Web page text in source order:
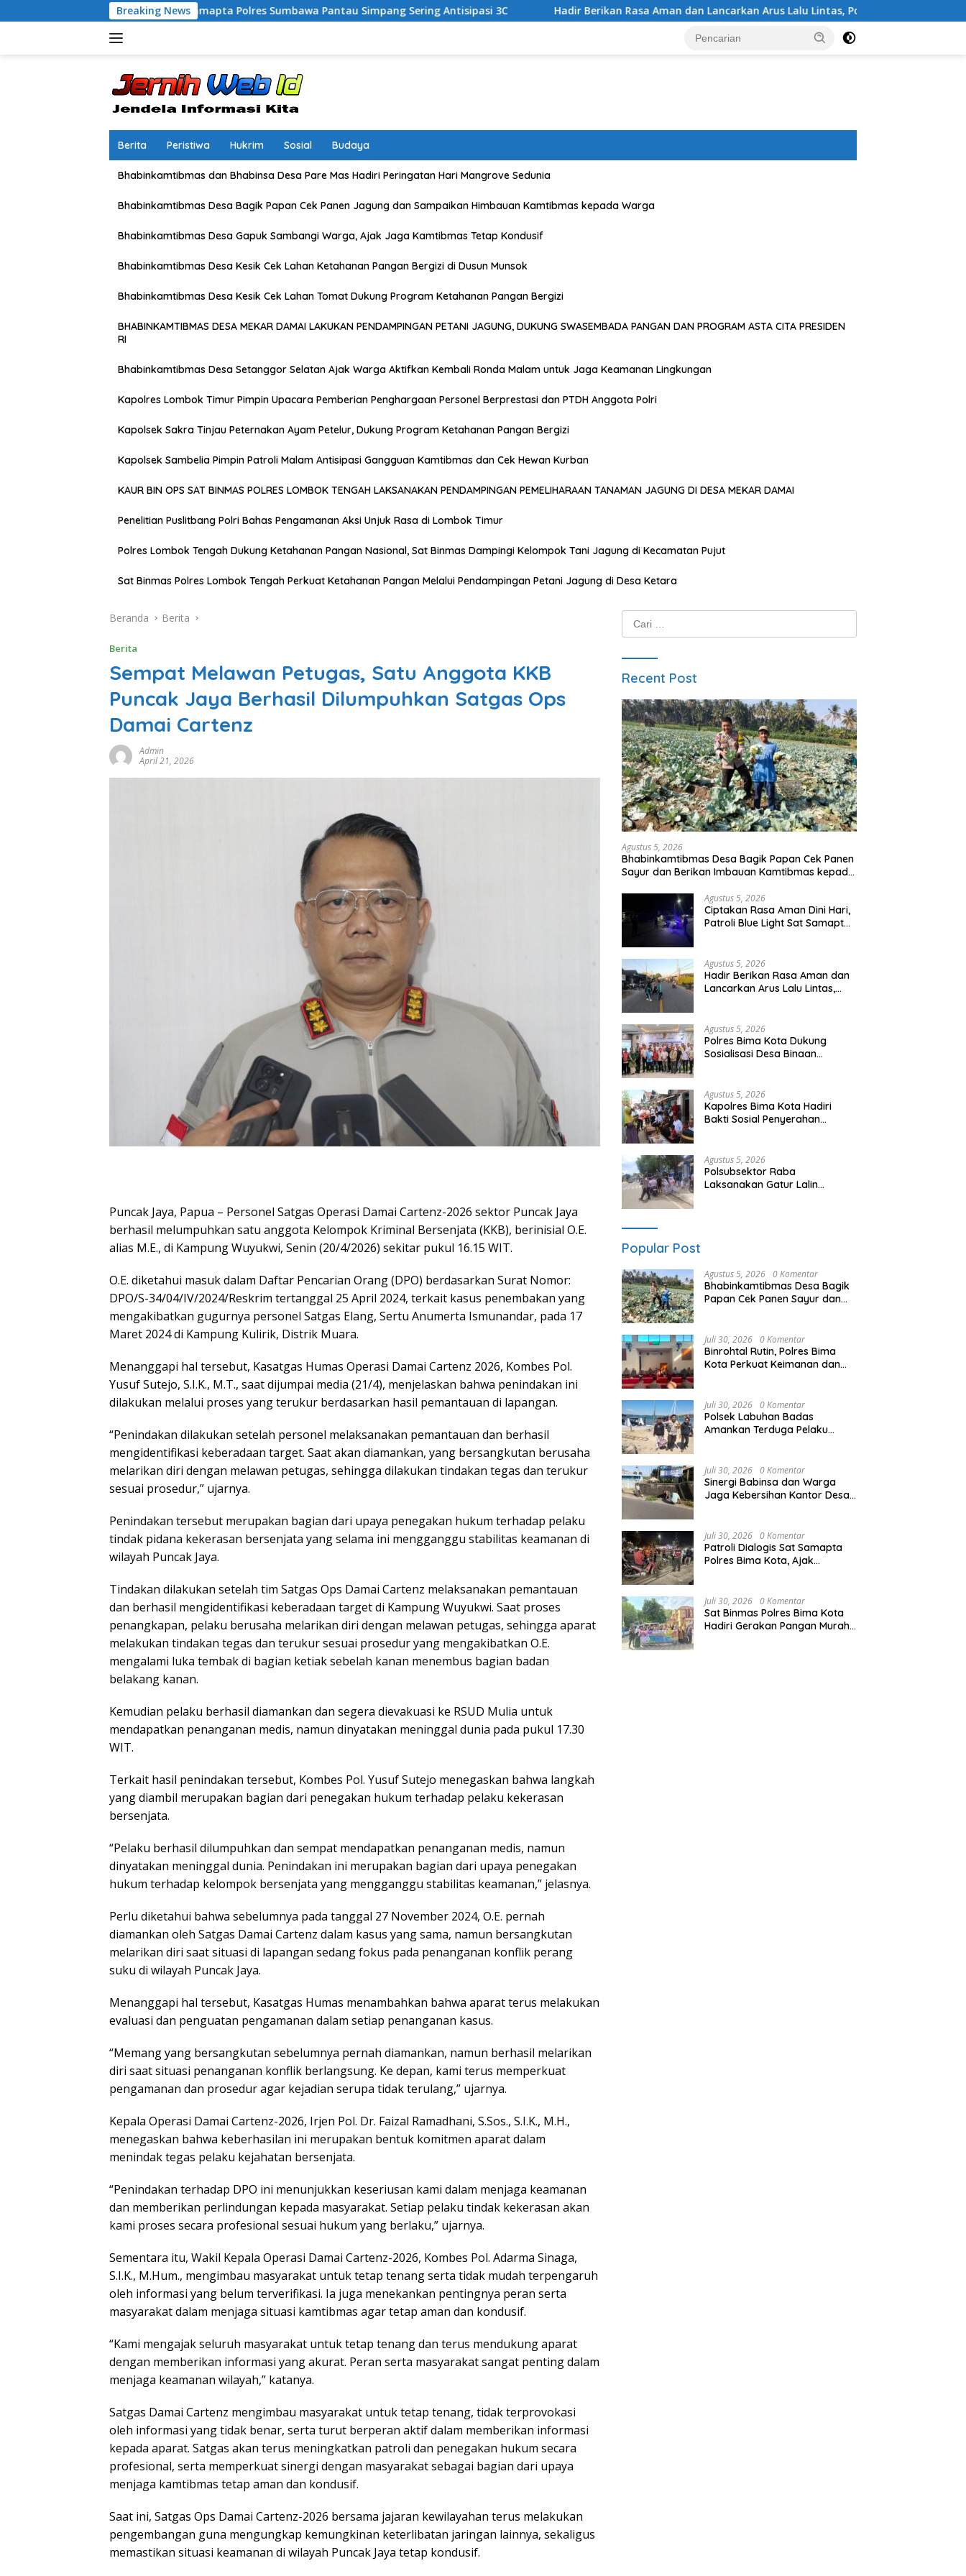
ke
Breaking News
Blue Light Sat Samapta Polres Sumbawa Pantau Simpang Sering Antisipasi 3C Hadir Berikan Rasa Aman dan Lancarkan Arus Lalu Lintas, Polsek Buer Gelar Strong Point di Depan
Berita Peristiwa Hukrim Sosial Budaya
Bhabinkamtibmas dan Bhabinsa Desa Pare Mas Hadiri Peringatan Hari Mangrove Sedunia
Bhabinkamtibmas Desa Bagik Papan Cek Panen Jagung dan Sampaikan Himbauan Kamtibmas kepada Warga
Bhabinkamtibmas Desa Gapuk Sambangi Warga, Ajak Jaga Kamtibmas Tetap Kondusif
Bhabinkamtibmas Desa Kesik Cek Lahan Ketahanan Pangan Bergizi di Dusun Munsok
Bhabinkamtibmas Desa Kesik Cek Lahan Tomat Dukung Program Ketahanan Pangan Bergizi
BHABINKAMTIBMAS DESA MEKAR DAMAI LAKUKAN PENDAMPINGAN PETANI JAGUNG, DUKUNG SWASEMBADA PANGAN DAN PROGRAM ASTA CITA PRESIDEN
RI
Bhabinkamtibmas Desa Setanggor Selatan Ajak Warga Aktifkan Kembali Ronda Malam untuk Jaga Keamanan Lingkungan
Kapolres Lombok Timur Pimpin Upacara Pemberian Penghargaan Personel Berprestasi dan PTDH Anggota Polri
Kapolsek Sakra Tinjau Peternakan Ayam Petelur, Dukung Program Ketahanan Pangan Bergizi
Kapolsek Sambelia Pimpin Patroli Malam Antisipasi Gangguan Kamtibmas dan Cek Hewan Kurban
KAUR BIN OPS SAT BINMAS POLRES LOMBOK TENGAH LAKSANAKAN PENDAMPINGAN PEMELIHARAAN TANAMAN JAGUNG DI DESA MEKAR DAMAI
Penelitian Puslitbang Polri Bahas Pengamanan Aksi Unjuk Rasa di Lombok Timur
Polres Lombok Tengah Dukung Ketahanan Pangan Nasional, Sat Binmas Dampingi Kelompok Tani Jagung di Kecamatan Pujut
Sat Binmas Polres Lombok Tengah Perkuat Ketahanan Pangan Melalui Pendampingan Petani Jagung di Desa Ketara
Beranda Berita
Berita
Sempat Melawan Petugas, Satu Anggota KKB
Puncak Jaya Berhasil Dilumpuhkan Satgas Ops
Damai Cartenz
Admin
April 21, 2026
Puncak Jaya, Papua – Personel Satgas Operasi Damai Cartenz-2026 sektor Puncak Jaya
berhasil melumpuhkan satu anggota Kelompok Kriminal Bersenjata (KKB), berinisial O.E.
alias M.E., di Kampung Wuyukwi, Senin (20/4/2026) sekitar pukul 16.15 WIT.
O.E. diketahui masuk dalam Daftar Pencarian Orang (DPO) berdasarkan Surat Nomor:
DPO/S-34/04/IV/2024/Reskrim tertanggal 25 April 2024, terkait kasus penembakan yang
mengakibatkan gugurnya personel Satgas Elang, Sertu Anumerta Ismunandar, pada 17
Maret 2024 di Kampung Kulirik, Distrik Muara.
Menanggapi hal tersebut, Kasatgas Humas Operasi Damai Cartenz 2026, Kombes Pol.
Yusuf Sutejo, S.I.K., M.T., saat dijumpai media (21/4), menjelaskan bahwa penindakan ini
dilakukan melalui proses yang terukur berdasarkan hasil pemantauan di lapangan.
“Penindakan dilakukan setelah personel melaksanakan pemantauan dan berhasil
mengidentifikasi keberadaan target. Saat akan diamankan, yang bersangkutan berusaha
melarikan diri dengan melawan petugas, sehingga dilakukan tindakan tegas dan terukur
sesuai prosedur,” ujarnya.
Penindakan tersebut merupakan bagian dari upaya penegakan hukum terhadap pelaku
tindak pidana kekerasan bersenjata yang selama ini mengganggu stabilitas keamanan di
wilayah Puncak Jaya.
Tindakan dilakukan setelah tim Satgas Ops Damai Cartenz melaksanakan pemantauan
dan berhasil mengidentifikasi keberadaan target di Kampung Wuyukwi. Saat proses
penangkapan, pelaku berusaha melarikan diri dengan melawan petugas, sehingga aparat
melakukan tindakan tegas dan terukur sesuai prosedur yang mengakibatkan O.E.
mengalami luka tembak di bagian ketiak sebelah kanan menembus bagian badan
belakang kanan.
Kemudian pelaku berhasil diamankan dan segera dievakuasi ke RSUD Mulia untuk
mendapatkan penanganan medis, namun dinyatakan meninggal dunia pada pukul 17.30
WIT.
Terkait hasil penindakan tersebut, Kombes Pol. Yusuf Sutejo menegaskan bahwa langkah
yang diambil merupakan bagian dari penegakan hukum terhadap pelaku kekerasan
bersenjata.
“Pelaku berhasil dilumpuhkan dan sempat mendapatkan penanganan medis, namun
dinyatakan meninggal dunia. Penindakan ini merupakan bagian dari upaya penegakan
hukum terhadap kelompok bersenjata yang mengganggu stabilitas keamanan,” jelasnya.
Perlu diketahui bahwa sebelumnya pada tanggal 27 November 2024, O.E. pernah
diamankan oleh Satgas Damai Cartenz dalam kasus yang sama, namun bersangkutan
melarikan diri saat situasi di lapangan sedang fokus pada penanganan konflik perang
suku di wilayah Puncak Jaya.
Menanggapi hal tersebut, Kasatgas Humas menambahkan bahwa aparat terus melakukan
evaluasi dan penguatan pengamanan dalam setiap penanganan kasus.
“Memang yang bersangkutan sebelumnya pernah diamankan, namun berhasil melarikan
diri saat situasi penanganan konflik berlangsung. Ke depan, kami terus memperkuat
pengamanan dan prosedur agar kejadian serupa tidak terulang,” ujarnya.
Kepala Operasi Damai Cartenz-2026, Irjen Pol. Dr. Faizal Ramadhani, S.Sos., S.I.K., M.H.,
menegaskan bahwa keberhasilan ini merupakan bentuk komitmen aparat dalam
menindak tegas pelaku kejahatan bersenjata.
“Penindakan terhadap DPO ini menunjukkan keseriusan kami dalam menjaga keamanan
dan memberikan perlindungan kepada masyarakat. Setiap pelaku tindak kekerasan akan
kami proses secara profesional sesuai hukum yang berlaku,” ujarnya.
Sementara itu, Wakil Kepala Operasi Damai Cartenz-2026, Kombes Pol. Adarma Sinaga,
S.I.K., M.Hum., mengimbau masyarakat untuk tetap tenang serta tidak mudah terpengaruh
oleh informasi yang belum terverifikasi. Ia juga menekankan pentingnya peran serta
masyarakat dalam menjaga situasi kamtibmas agar tetap aman dan kondusif.
“Kami mengajak seluruh masyarakat untuk tetap tenang dan terus mendukung aparat
dengan memberikan informasi yang akurat. Peran serta masyarakat sangat penting dalam
menjaga keamanan wilayah,” katanya.
Satgas Damai Cartenz mengimbau masyarakat untuk tetap tenang, tidak terprovokasi
oleh informasi yang tidak benar, serta turut berperan aktif dalam memberikan informasi
kepada aparat. Satgas akan terus meningkatkan patroli dan penegakan hukum secara
profesional, serta memperkuat sinergi dengan masyarakat sebagai bagian dari upaya
menjaga kamtibmas tetap aman dan kondusif.
Saat ini, Satgas Ops Damai Cartenz-2026 bersama jajaran kewilayahan terus melakukan
pengembangan guna mengungkap kemungkinan keterlibatan jaringan lainnya, sekaligus
memastikan situasi keamanan di wilayah Puncak Jaya tetap kondusif.
Cari
untuk:
Recent Post
Agustus 5, 2026
Bhabinkamtibmas Desa Bagik Papan Cek Panen
Sayur dan Berikan Imbauan Kamtibmas kepada
Agustus 5, 2026
Ciptakan Rasa Aman Dini Hari,
Patroli Blue Light Sat Samapta
Agustus 5, 2026
Hadir Berikan Rasa Aman dan
Lancarkan Arus Lalu Lintas,
Agustus 5, 2026
Polres Bima Kota Dukung
Sosialisasi Desa Binaan
Agustus 5, 2026
Kapolres Bima Kota Hadiri
Bakti Sosial Penyerahan
Bima
Agustus 5, 2026
Polsubsektor Raba
Laksanakan Gatur Lalin
Popular Post
Agustus 5, 2026 0 Komentar
Bhabinkamtibmas Desa Bagik
Papan Cek Panen Sayur dan
Juli 30, 2026 0 Komentar
Binrohtal Rutin, Polres Bima
Kota Perkuat Keimanan dan
Juli 30, 2026 0 Komentar
Polsek Labuhan Badas
Amankan Terduga Pelaku
Parang
Juli 30, 2026 0 Komentar
Sinergi Babinsa dan Warga
Jaga Kebersihan Kantor Desa
Juli 30, 2026 0 Komentar
Patroli Dialogis Sat Samapta
Polres Bima Kota, Ajak
Juli 30, 2026 0 Komentar
Sat Binmas Polres Bima Kota
Hadiri Gerakan Pangan Murah,